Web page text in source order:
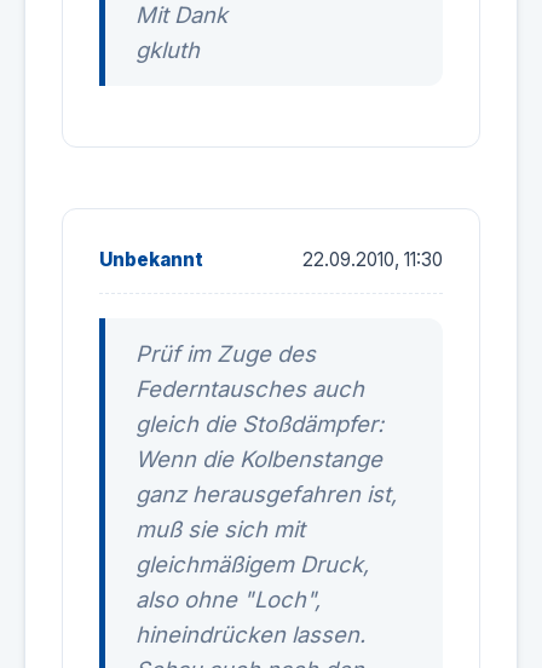
Mit Dank
gkluth
Unbekannt 22.09.2010, 11:30
Prüf im Zuge des
Federntausches auch
gleich die Stoßdämpfer:
Wenn die Kolbenstange
ganz herausgefahren ist,
muß sie sich mit
gleichmäßigem Druck,
also ohne "Loch",
hineindrücken lassen.